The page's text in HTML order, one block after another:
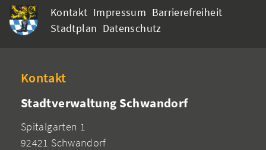
Kontakt Impressum Barrierefreiheit
Stadtplan Datenschutz
Kontakt
Stadtverwaltung Schwandorf
Spitalgarten 1
92421 Schwandorf